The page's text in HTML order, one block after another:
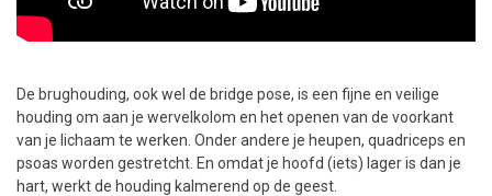
De brughouding, ook wel de bridge pose, is een fijne en veilige
houding om aan je wervelkolom en het openen van de voorkant
van je lichaam te werken. Onder andere je heupen, quadriceps en
psoas worden gestretcht. En omdat je hoofd (iets) lager is dan je
hart, werkt de houding kalmerend op de geest.